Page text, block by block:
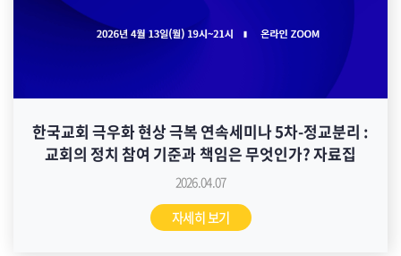
한국교회 극우화 현상 극복 연속세미나 5차-정교분리 :
교회의 정치 참여 기준과 책임은 무엇인가? 자료집
2026.04.07
자세히 보기